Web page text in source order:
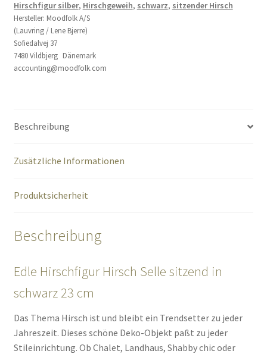
Hirschfigur silber, Hirschgeweih, schwarz, sitzender Hirsch
Hersteller: Moodfolk A/S
(Lauvring / Lene Bjerre)
Sofiedalvej 37
7480 Vildbjerg Dänemark
accounting@moodfolk.com
Beschreibung
Zusätzliche Informationen
Produktsicherheit
Beschreibung
Edle Hirschfigur Hirsch Selle sitzend in
schwarz 23 cm
Das Thema Hirsch ist und bleibt ein Trendsetter zu jeder
Jahreszeit. Dieses schöne Deko-Objekt paßt zu jeder
Stileinrichtung. Ob Chalet, Landhaus, Shabby chic oder